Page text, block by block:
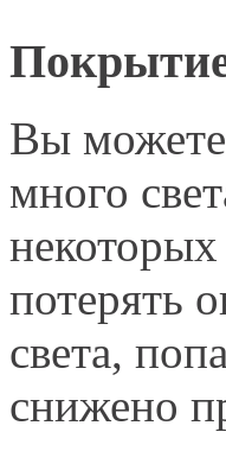
Вы можете
много
потерять
света,
снижено